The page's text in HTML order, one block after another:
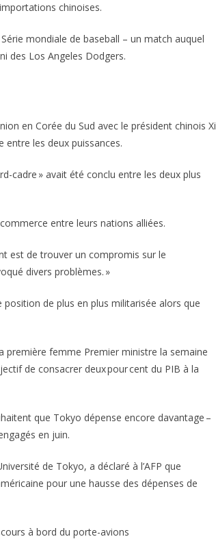
chinoises.
mondiale de baseball – un match auquel
des Los Angeles Dodgers.
en Corée du Sud avec le président chinois Xi
entre les deux puissances.
cadre » avait été conclu entre les deux plus
entre leurs nations alliées.
est de trouver un compromis sur le
divers problèmes. »
position de plus en plus militarisée alors que
première femme Premier ministre la semaine
de consacrer deux pour cent du PIB à la
que Tokyo dépense encore davantage –
en juin.
de Tokyo, a déclaré à l’AFP que
pour une hausse des dépenses de
à bord du porte-avions